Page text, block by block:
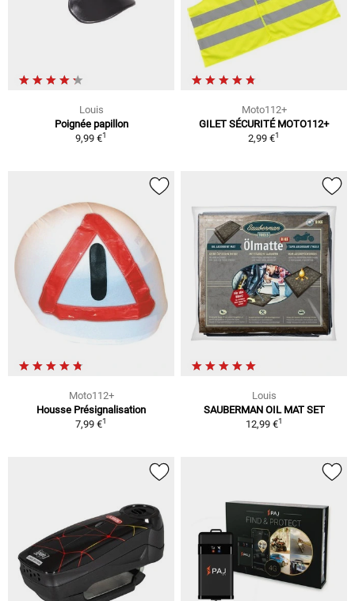
Louis
Poignée papillon
9,99 €1
Moto112+
GILET SÉCURITÉ MOTO112+
2,99 €1
Moto112+
Housse Présignalisation
7,99 €1
Louis
SAUBERMAN OIL MAT SET
12,99 €1